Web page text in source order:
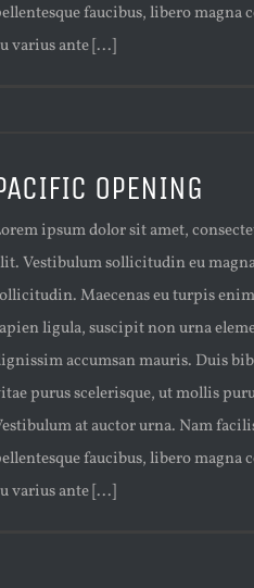
faucibus, libero magna
varius ante [...]
OPENING
ipsum dolor sit amet,
Vestibulum sollicitudin eu
Maecenas eu turpis
ligula, suscipit non urna
accumsan mauris. Duis
purus scelerisque, ut mollis
at auctor urna. Nam
faucibus, libero magna
varius ante [...]